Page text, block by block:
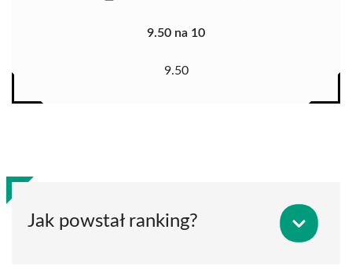
9.50 na 10
9.50
Jak powstał ranking?